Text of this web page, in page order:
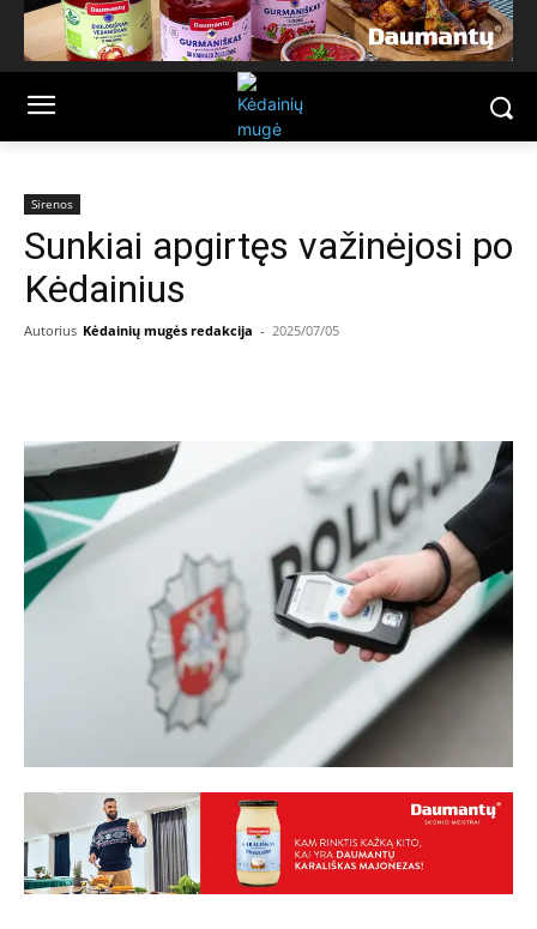
Sirenos
Sunkiai apgirtęs važinėjosi po
Kėdainius
Autorius Kėdainių mugės redakcija - 2025/07/05